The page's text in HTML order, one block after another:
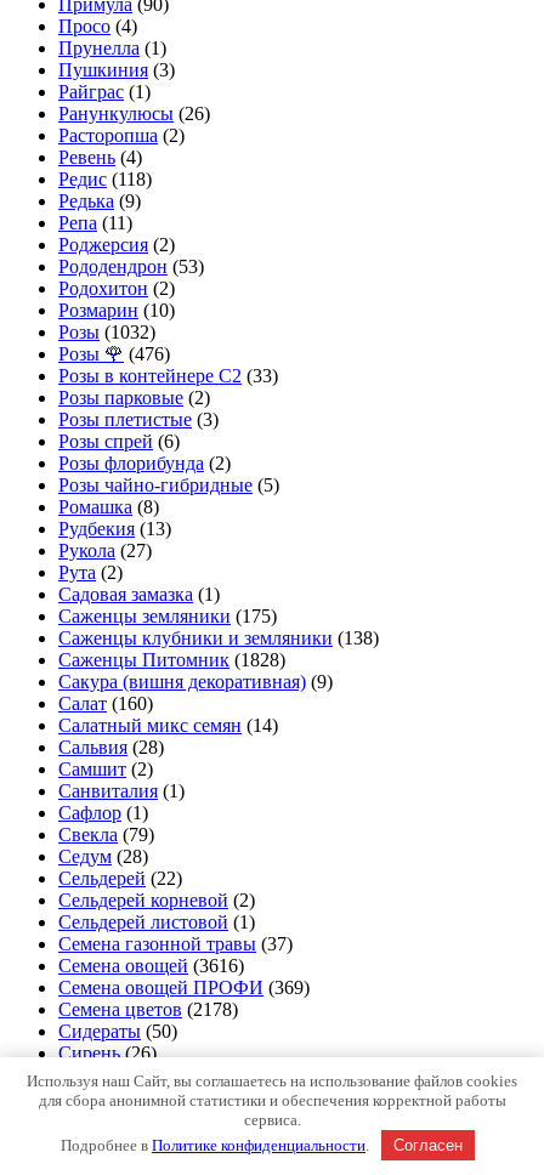
Примула (90)
Просо (4)
Прунелла (1)
Пушкиния (3)
Райграс (1)
Ранункулюсы (26)
Расторопша (2)
Ревень (4)
Редис (118)
Редька (9)
Репа (11)
Роджерсия (2)
Рододендрон (53)
Родохитон (2)
Розмарин (10)
Розы (1032)
Розы 🌹 (476)
Розы в контейнере С2 (33)
Розы парковые (2)
Розы плетистые (3)
Розы спрей (6)
Розы флорибунда (2)
Розы чайно-гибридные (5)
Ромашка (8)
Рудбекия (13)
Рукола (27)
Рута (2)
Садовая замазка (1)
Саженцы земляники (175)
Саженцы клубники и земляники (138)
Саженцы Питомник (1828)
Сакура (вишня декоративная) (9)
Салат (160)
Салатный микс семян (14)
Сальвия (28)
Самшит (2)
Санвиталия (1)
Сафлор (1)
Свекла (79)
Седум (28)
Сельдерей (22)
Сельдерей корневой (2)
Сельдерей листовой (1)
Семена газонной травы (37)
Семена овощей (3616)
Семена овощей ПРОФИ (369)
Семена цветов (2178)
Сидераты (50)
Сирень (26)
Ситник (2)
Скабиоза (11)
Скрытница (1)
Используя наш Сайт, вы соглашаетесь на использование файлов cookies
для сбора анонимной статистики и обеспечения корректной работы
сервиса.
Подробнее вПолитике конфиденциальности Согласен